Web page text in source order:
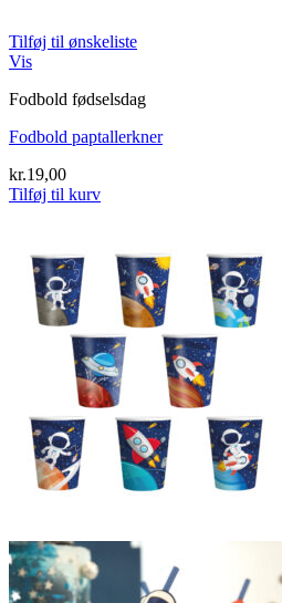
Tilføj til ønskeliste
Vis
Fodbold fødselsdag
Fodbold paptallerkner
kr.19,00
Tilføj til kurv